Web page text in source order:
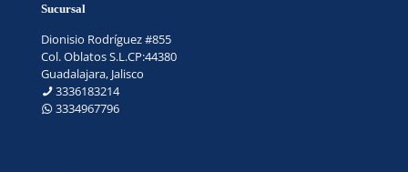
Sucursal
Dionisio Rodríguez #855
Col. Oblatos S.L.CP:44380
Guadalajara, Jalisco
3336183214
3334967796